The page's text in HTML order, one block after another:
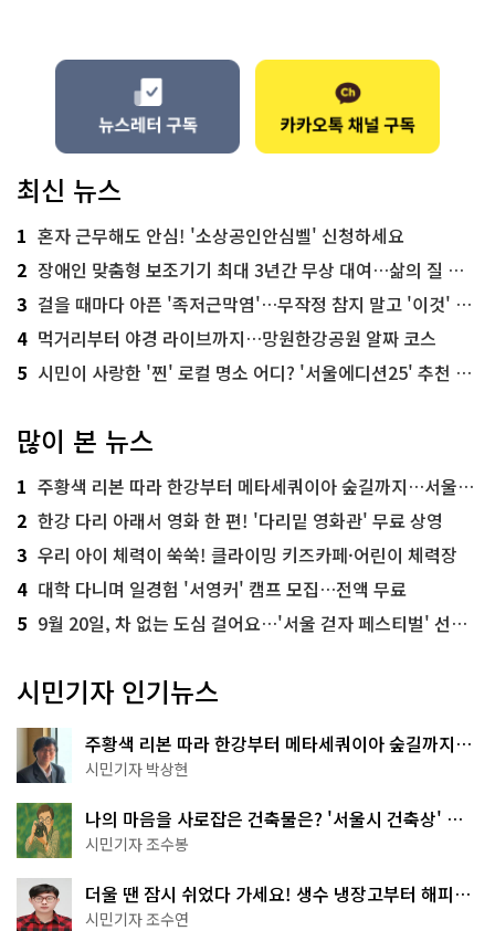
최신 뉴스
1 혼자 근무해도 안심! '소상공인안심벨' 신청하세요
2 장애인 맞춤형 보조기기 최대 3년간 무상 대여…삶의 질 높인다
3 걸을 때마다 아픈 '족저근막염'…무작정 참지 말고 '이것' 해보세요!
4 먹거리부터 야경 라이브까지…망원한강공원 알짜 코스
5 시민이 사랑한 '찐' 로컬 명소 어디? '서울에디션25' 추천 코스
많이 본 뉴스
1 주황색 리본 따라 한강부터 메타세쿼이아 숲길까지…서울둘레길 15코스
2 한강 다리 아래서 영화 한 편! '다리밑 영화관' 무료 상영
3 우리 아이 체력이 쑥쑥! 클라이밍 키즈카페·어린이 체력장
4 대학 다니며 일경험 '서영커' 캠프 모집…전액 무료
5 9월 20일, 차 없는 도심 걸어요…'서울 걷자 페스티벌' 선착순 5천명
시민기자 인기뉴스
주황색 리본 따라 한강부터 메타세쿼이아 숲길까지…
서울둘레길 15코스
시민기자 박상현
나의 마음을 사로잡은 건축물은? '서울시 건축상' 수
상작 공개!
시민기자 조수봉
더울 땐 잠시 쉬었다 가세요! 생수 냉장고부터 해피소
·무더위쉼터까지
시민기자 조수연